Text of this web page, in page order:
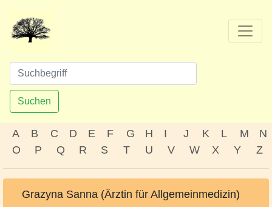
Suchen
A B C D E F G H I J K L M
N
O
P Q R S T U V W X Y Z
Grazyna Sanna (Ärztin für Allgemeinmedizin)